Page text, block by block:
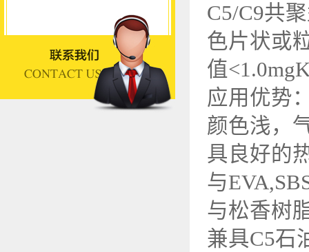
C5/C9共
色片状或
值
应用优势
颜色浅，
具良好的
与
与松香树
兼具C5石